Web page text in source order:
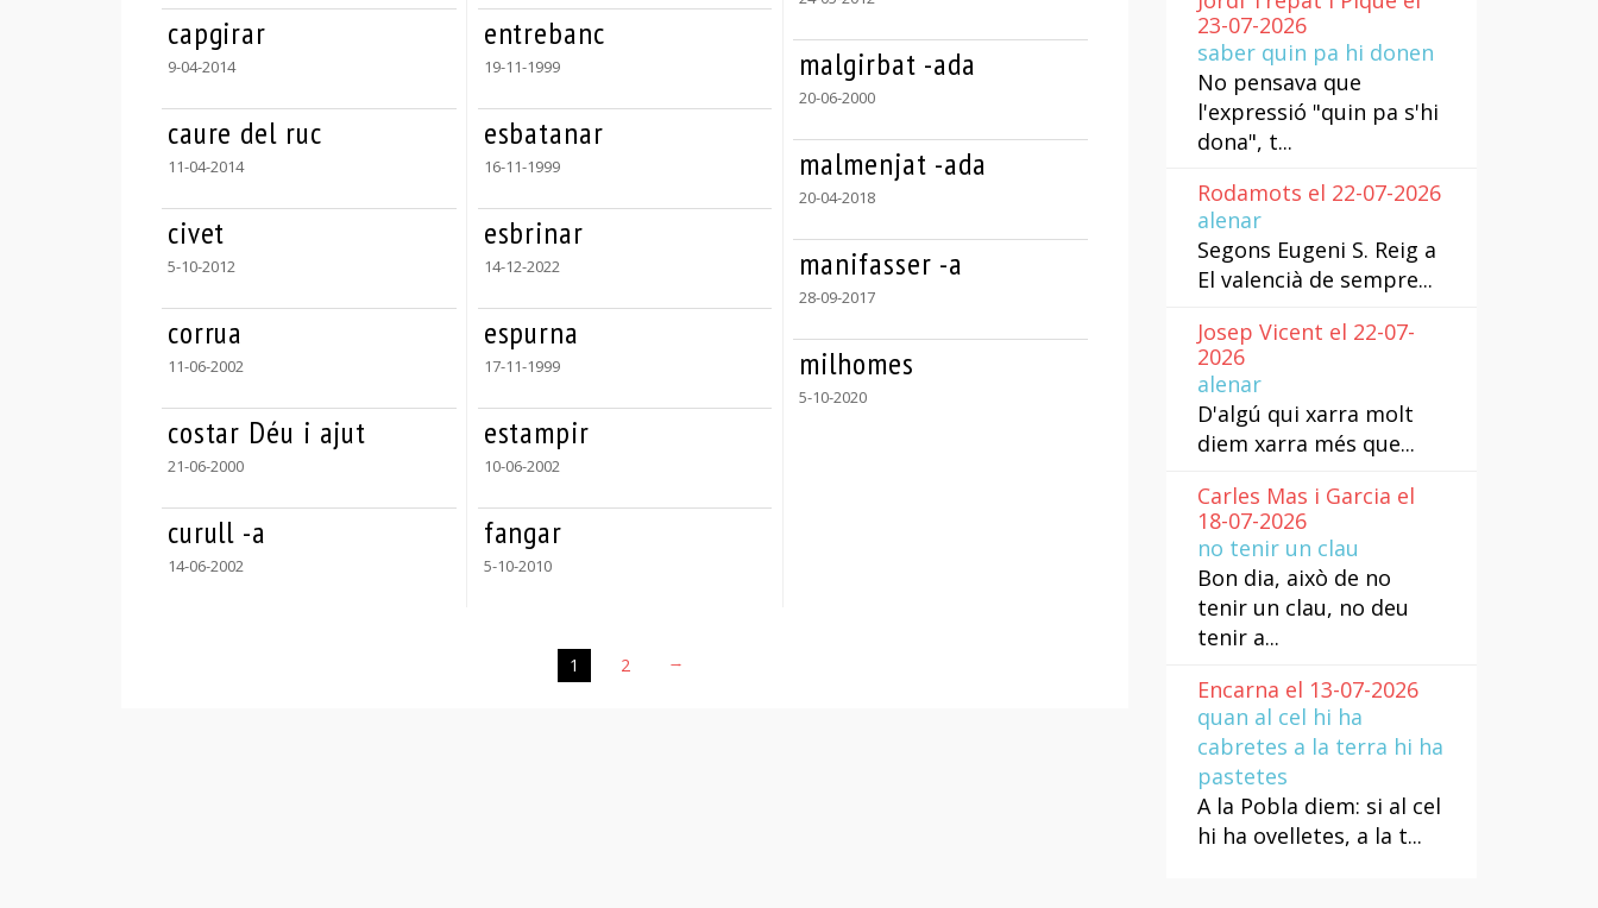
capgirar
9-04-2014
caure del ruc
11-04-2014
civet
5-10-2012
corrua
11-06-2002
costar Déu i ajut
21-06-2000
curull -a
14-06-2002
entrebanc
19-11-1999
esbatanar
16-11-1999
esbrinar
14-12-2022
espurna
17-11-1999
estampir
10-06-2002
fangar
5-10-2010
malgirbat -ada
20-06-2000
malmenjat -ada
20-04-2018
manifasser -a
28-09-2017
milhomes
5-10-2020
1 2 →
23-07-2026
saber quin pa hi donen
No pensava que
l'expressió "quin pa s'hi
dona", t...
Rodamots el 22-07-2026
alenar
Segons Eugeni S. Reig a
El valencià de sempre...
Josep Vicent el 22-07-
2026
alenar
D'algú qui xarra molt
diem xarra més que...
Carles Mas i Garcia el
18-07-2026
no tenir un clau
Bon dia, això de no
tenir un clau, no deu
tenir a...
Encarna el 13-07-2026
quan al cel hi ha
cabretes a la terra hi ha
pastetes
A la Pobla diem: si al cel
hi ha ovelletes, a la t...